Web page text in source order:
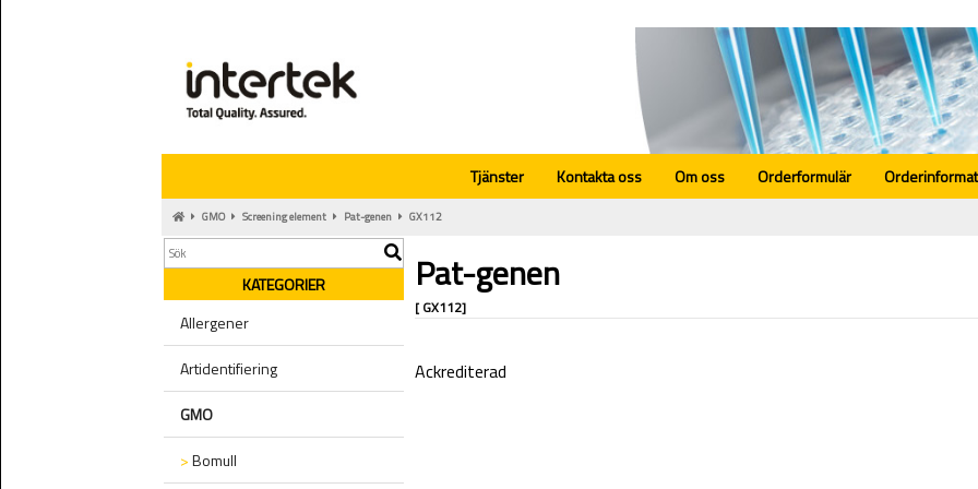
Tjänster Kontakta oss Om oss Orderformulär
GMO Screening element Pat-genen GX112
KATEGORIER
Allergener
Artidentifiering
GMO
>Bomull
Pat-genen
[ GX112]
Ackrediterad